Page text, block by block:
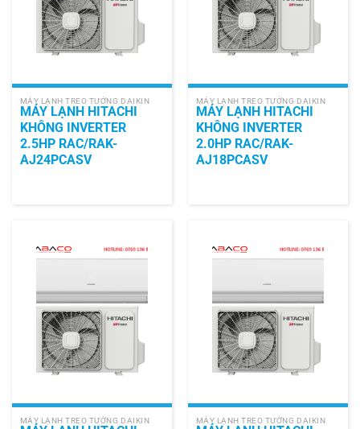
MÁY LẠNH TREO TƯỜNG DAIKIN
MÁY LẠNH HITACHI
KHÔNG INVERTER
2.5HP RAC/RAK-
AJ24PCASV
MÁY LẠNH TREO TƯỜNG DAIKIN
MÁY LẠNH HITACHI
KHÔNG INVERTER
2.0HP RAC/RAK-
AJ18PCASV
MÁY LẠNH TREO TƯỜNG DAIKIN MÁY LẠNH TREO TƯỜNG DAIKIN